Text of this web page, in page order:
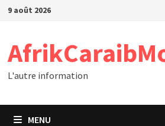
Passer
9 août 2026
L'autre information
MENU